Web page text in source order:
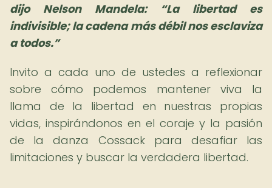
dijo Nelson Mandela:
La libertad es
indivisible; la cadena más débil nos esclaviza
a todos.
Invito a cada uno de ustedes a reflexionar
sobre cómo podemos mantener viva la
llama de la libertad en nuestras propias
vidas, inspirándonos en el coraje y la pasión
de la danza Cossack para desafiar las
limitaciones y buscar la verdadera libertad.